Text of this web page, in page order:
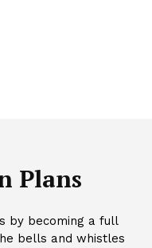
Plans
by becoming a full
bells and whistles